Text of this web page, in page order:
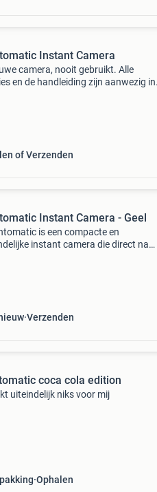
Instant Camera
camera, nooit gebruikt. Alle
en de handleiding zijn aanwezig in
of Verzenden
Instant Camera - Geel
is een compacte en
instant camera die direct na
Verzenden
coca cola edition
uiteindelijk niks voor mij
Ophalen